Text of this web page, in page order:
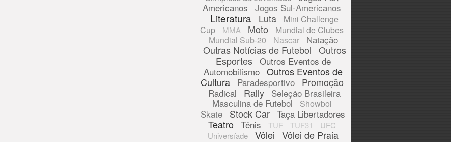
Americanos Jogos Sul-Americanos
Literatura Luta
Mini Challenge
Cup
MMA Moto
Mundial de Clubes
Mundial Sub-20
Nascar Natação
Outras Notícias de Futebol Outros
Esportes Outros Eventos de
Automobilismo Outros Eventos de
Cultura
Paradesportivo Promoção
Radical Rally Seleção Brasileira
Masculina de Futebol
Showbol
Skate Stock Car Taça Libertadores
Teatro Tênis TUF TUF31
UFC
Universíade
Vôlei Vôlei de Praia